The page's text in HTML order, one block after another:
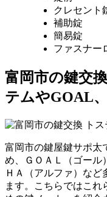
クレセント
補助錠
簡易錠
ファスナ
富岡市の鍵交
テムやGOAL
富岡市の鍵屋鍵サポ太
め、ＧＯＡＬ（ゴール
ＨＡ（アルファ）など
ます。こちらではこれ